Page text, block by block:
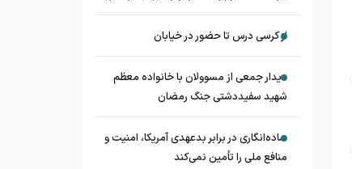
از کرسی درس تا حضور در خیابان
دیدار جمعی از مسوولان با خانواده معظم
شهید سفیددشتی جنگ رمضان
ساده‌انگاری در برابر بدعهدی آمریکا، امنیت و
منافع ملی را تأمین نمی‌کند